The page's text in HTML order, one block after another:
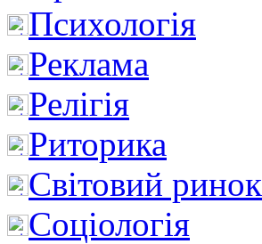
Психологія
Реклама
Релігія
Риторика
Світовий ринок
Соціологія